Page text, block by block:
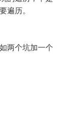
遍历。
两个坑加一个